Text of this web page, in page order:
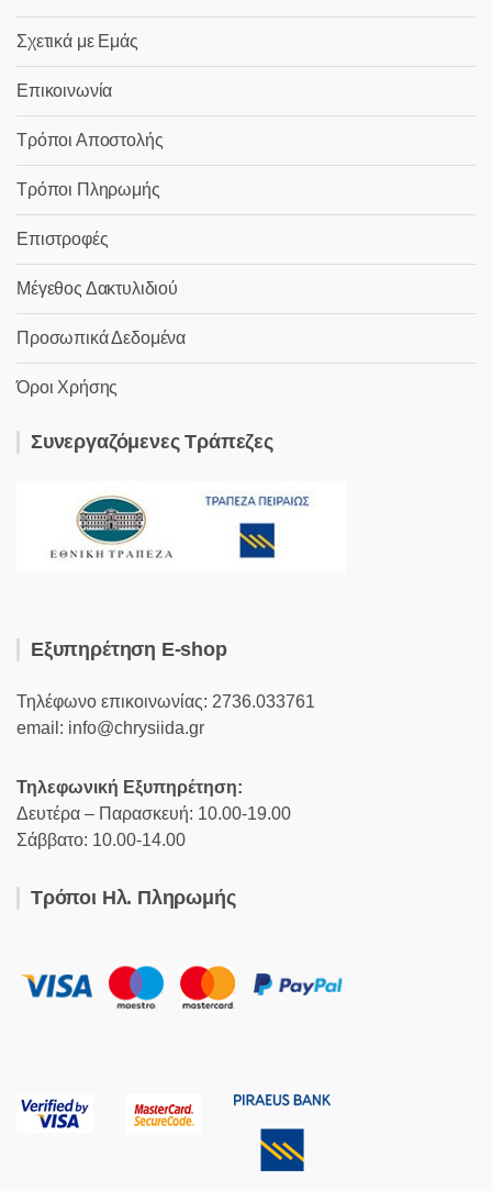
Σχετικά με Εμάς
Επικοινωνία
Τρόποι Αποστολής
Τρόποι Πληρωμής
Επιστροφές
Μέγεθος Δακτυλιδιού
Προσωπικά Δεδομένα
Όροι Χρήσης
Συνεργαζόμενες Τράπεζες
Εξυπηρέτηση E-shop
Τηλέφωνο επικοινωνίας: 2736.033761
email: info@chrysiida.gr
Τηλεφωνική Εξυπηρέτηση:
Δευτέρα – Παρασκευή: 10.00-19.00
Σάββατο: 10.00-14.00
Τρόποι Ηλ. Πληρωμής